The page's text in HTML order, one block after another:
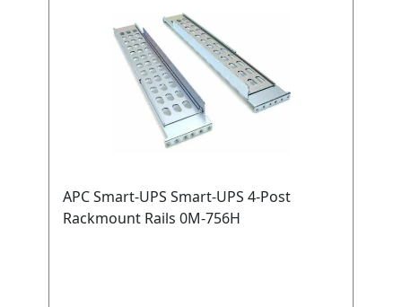
APC Smart-UPS Smart-UPS 4-Post
Rackmount Rails 0M-756H